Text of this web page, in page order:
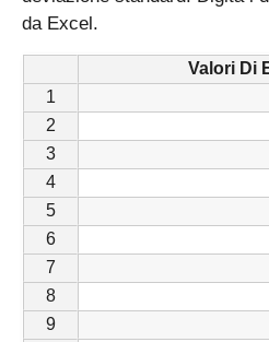
da Excel.
Valori Di
1
2
3
4
5
6
7
8
9